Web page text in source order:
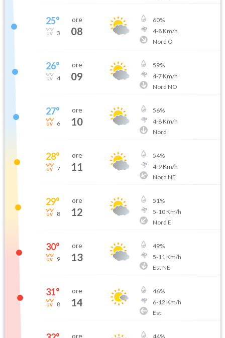
25°
3
ore
08
60%
4-8Km/h
Nord O
26°
4
ore
09
59%
4-7Km/h
Nord NO
27°
6
ore
10
56%
4-8Km/h
Nord
28°
7
ore
11
54%
4-9Km/h
Nord NE
29°
8
ore
12
51%
5-10Km/h
Nord E
30°
9
ore
13
49%
5-11 Km/h
Est NE
31°
8
ore
14
46%
6-12 Km/h
Est
ore 44%